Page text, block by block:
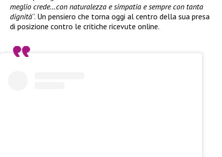
meglio crede…con naturalezza e simpatia e sempre con tanta
dignità”. Un pensiero che torna oggi al centro della sua presa
di posizione contro le critiche ricevute online.